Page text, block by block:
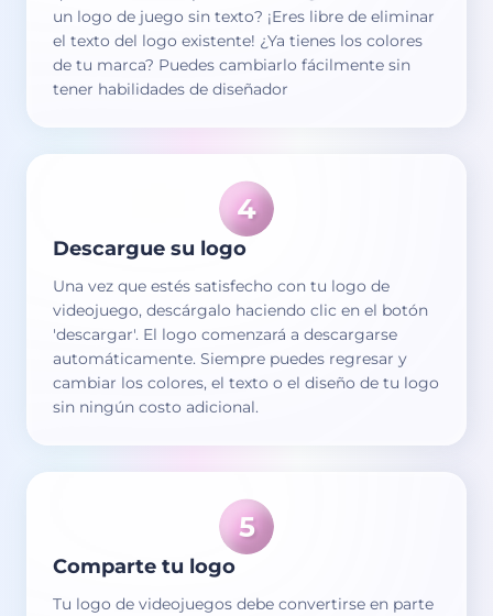
un logo de juego sin texto? ¡Eres libre de eliminar
el texto del logo existente! ¿Ya tienes los colores
de tu marca? Puedes cambiarlo fácilmente sin
tener habilidades de diseñador
Descargue su logo
Una vez que estés satisfecho con tu logo de
videojuego, descárgalo haciendo clic en el botón
'descargar'. El logo comenzará a descargarse
automáticamente. Siempre puedes regresar y
cambiar los colores, el texto o el diseño de tu logo
sin ningún costo adicional.
Comparte tu logo
Tu logo de videojuegos debe convertirse en parte